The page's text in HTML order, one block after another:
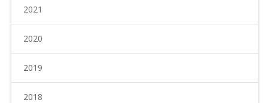
2021
2020
2019
2018